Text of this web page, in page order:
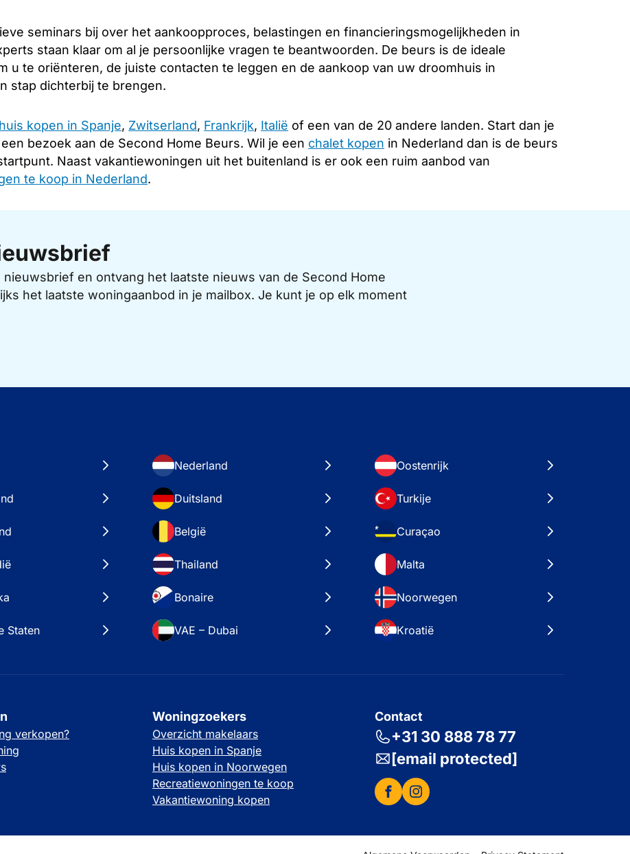
seminars bij over het aankoopproces, belastingen en financieringsmogelijkheden in
staan klaar om al je persoonlijke vragen te beantwoorden. De beurs is de ideale
u te oriënteren, de juiste contacten te leggen en de aankoop van uw droomhuis in
stap dichterbij te brengen.
huis kopen in Spanje, Zwitserland, Frankrijk, Italië of een van de 20 andere landen. Start dan je
bezoek aan de Second Home Beurs. Wil je een chalet kopen in Nederland dan is de beurs
Naast vakantiewoningen uit het buitenland is er ook een ruim aanbod van
te koop in Nederland.
en ontvang het laatste nieuws van de Second Home
het laatste woningaanbod in je mailbox. Je kunt je op elk moment
Nederland Oostenrijk
Duitsland Turkije
België Curaçao
Thailand Malta
Bonaire Noorwegen
Staten VAE – Dubai Kroatië
verkopen?
Woningzoekers
Overzicht makelaars
Huis kopen in Spanje
Huis kopen in Noorwegen
Recreatiewoningen te koop
Vakantiewoning kopen
Contact
+31 30 888 78 77
[email protected]